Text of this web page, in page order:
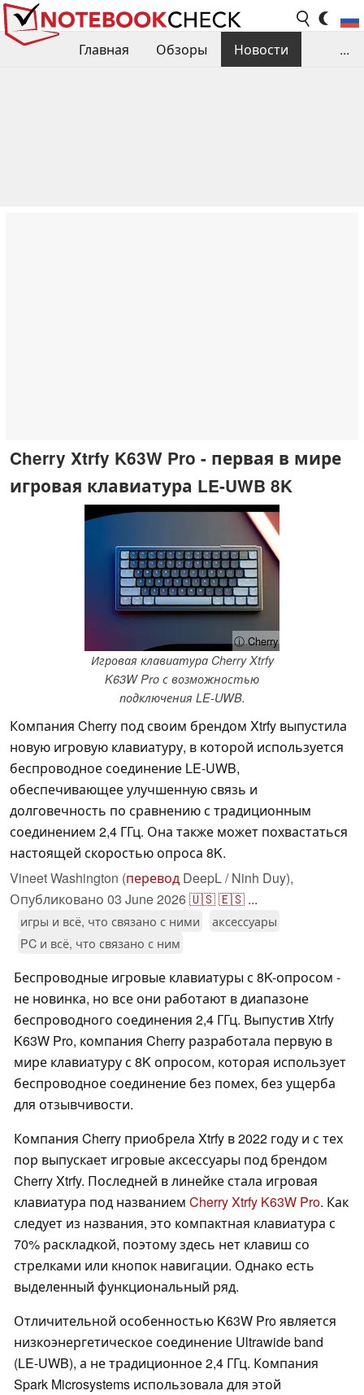
Главная Обзоры
Новости
...
Cherry Xtrfy K63W Pro - первая в мире
игровая клавиатура LE-UWB 8K
ⓘ Cherry
Игровая клавиатура Cherry Xtrfy
K63W Pro с возможностью
подключения LE-UWB.
Компания Cherry под своим брендом Xtrfy выпустила
новую игровую клавиатуру, в которой используется
беспроводное соединение LE-UWB,
обеспечивающее улучшенную связь и
долговечность по сравнению с традиционным
соединением 2,4 ГГц. Она также может похвастаться
настоящей скоростью опроса 8K.
Vineet Washington (перевод DeepL / Ninh Duy),
Опубликовано 03 June 2026🇺🇸🇪🇸 ...
игры и всё, что связано с ними
аксессуары
PC и всё, что связано с ним
Беспроводные игровые клавиатуры с 8K-опросом -
не новинка, но все они работают в диапазоне
беспроводного соединения 2,4 ГГц. Выпустив Xtrfy
K63W Pro, компания Cherry разработала первую в
мире клавиатуру с 8K опросом, которая использует
беспроводное соединение без помех, без ущерба
для отзывчивости.
Компания Cherry приобрела Xtrfy в 2022 году и с тех
пор выпускает игровые аксессуары под брендом
Cherry Xtrfy. Последней в линейке стала игровая
клавиатура под названием Cherry Xtrfy K63W Pro. Как
следует из названия, это компактная клавиатура с
70% раскладкой, поэтому здесь нет клавиш со
стрелками или кнопок навигации. Однако есть
выделенный функциональный ряд.
Отличительной особенностью K63W Pro является
низкоэнергетическое соединение Ultrawide band
(LE-UWB), а не традиционное 2,4 ГГц. Компания
Spark Microsystems использовала для этой